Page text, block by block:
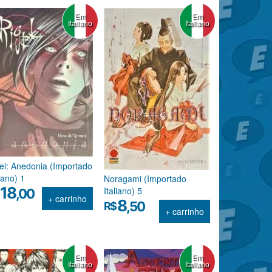
Anedonia (Importado
1
18,00 + carrinho
Em
Italiano
Noragami (Importado
Italiano) 5
R$8,50 + carrinho
Em
Italiano
Em
Italiano
Em
Italiano